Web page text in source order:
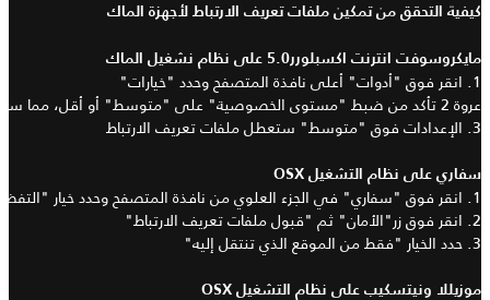
كيفية التحقق من تمكين ملفات تعريف الارتباط لأجهزة الماك
مايكروسوفت انترنت اكسبلورر5.0 على نظام نشغيل الماك
1. انقر فوق "أدوات" أعلى نافذة المتصفح وحدد "خيارات"
عروة 2
تأكد من ضبط "مستوى الخصوصية" على "متوسط" أو أقل، مما
3. الإعدادات فوق "متوسط" ستعطل ملفات تعريف الارتباط
سفاري على نظام التشغيل OSX
1. انقر فوق "سفاري" في الجزء العلوي من نافذة المتصفح وحدد خيار "
2. انقر فوق زر"الأمان" ثم "قبول ملفات تعريف الارتباط"
3. حدد الخيار "فقط من الموقع الذي تنتقل إليه"
موزيللا ونيتسكيب على نظام التشغيل OSX